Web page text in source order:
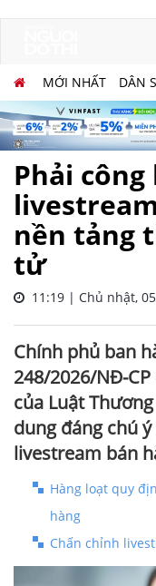
MỚI NHẤT DÂN
Phải
nền tảng
tử
11:19 | Chủ nhật,
Chính phủ ban
248/2026/NĐ-
của Luật
dung đáng chú
livestream bán
Hàng loạt quy
hàng
Chấn chỉnh